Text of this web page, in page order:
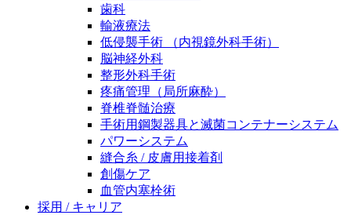
製品ポートフォリオ​
こちらの製品ポートフォリオからも、製品をお探しい
ただくことができます。
水頭症について
エースクラップアカデミー
医療に携わるあらゆる方々に、学びと情報共有の場を
提供していくことを目指します。
歯科
輸液療法
低侵襲手術 （内視鏡外科手術）
脳神経外科
整形外科手術
疼痛管理（局所麻酔）
脊椎脊髄治療
手術用鋼製器具と滅菌コンテナーシステム
パワーシステム
縫合糸 / 皮膚用接着剤
創傷ケア
血管内塞栓術
採用 / キャリア